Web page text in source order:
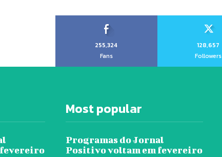
255,324
Fans
128,657
Followers
Most popular
Programas do Jornal
Positivo voltam em fevereiro